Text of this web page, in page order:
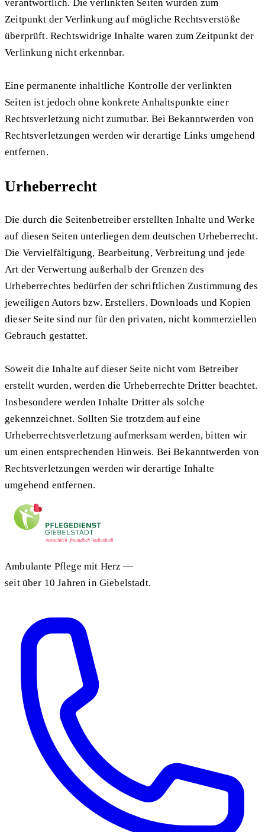
verantwortlich. Die verlinkten Seiten wurden zum
Zeitpunkt der Verlinkung auf mögliche Rechtsverstöße
überprüft. Rechtswidrige Inhalte waren zum Zeitpunkt der
Verlinkung nicht erkennbar.
Eine permanente inhaltliche Kontrolle der verlinkten
Seiten ist jedoch ohne konkrete Anhaltspunkte einer
Rechtsverletzung nicht zumutbar. Bei Bekanntwerden von
Rechtsverletzungen werden wir derartige Links umgehend
entfernen.
Urheberrecht
Die durch die Seitenbetreiber erstellten Inhalte und Werke
auf diesen Seiten unterliegen dem deutschen Urheberrecht.
Die Vervielfältigung, Bearbeitung, Verbreitung und jede
Art der Verwertung außerhalb der Grenzen des
Urheberrechtes bedürfen der schriftlichen Zustimmung des
jeweiligen Autors bzw. Erstellers. Downloads und Kopien
dieser Seite sind nur für den privaten, nicht kommerziellen
Gebrauch gestattet.
Soweit die Inhalte auf dieser Seite nicht vom Betreiber
erstellt wurden, werden die Urheberrechte Dritter beachtet.
Insbesondere werden Inhalte Dritter als solche
gekennzeichnet. Sollten Sie trotzdem auf eine
Urheberrechtsverletzung aufmerksam werden, bitten wir
um einen entsprechenden Hinweis. Bei Bekanntwerden von
Rechtsverletzungen werden wir derartige Inhalte
umgehend entfernen.
Ambulante Pflege mit Herz —
seit über 10 Jahren in Giebelstadt.